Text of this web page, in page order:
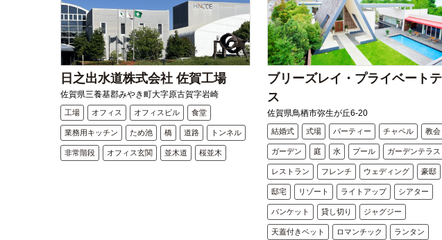
日之出水道株式会社 佐賀工場
佐賀県三養基郡みやき町大字原古賀字岩崎
工場 オフィス オフィスビル 食堂
業務用キッチン ため池 橋 道路 トンネル
非常階段 オフィス玄関 並木道 桜並木
ブリーズレイ・プライベート
ス
佐賀県鳥栖市弥生が丘6-20
結婚式 式場 パーティー チャペル 教会
ガーデン 庭 水 プール ガーデンテラス
レストラン フレンチ ウェディング 豪邸
邸宅 リゾート ライトアップ シアター
バンケット 貸し切り ジャグジー
天蓋付きベット ロマンチック ランタン